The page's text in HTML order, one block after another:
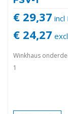
€ 29,37 incl
€ 24,27
Winkhaus
1